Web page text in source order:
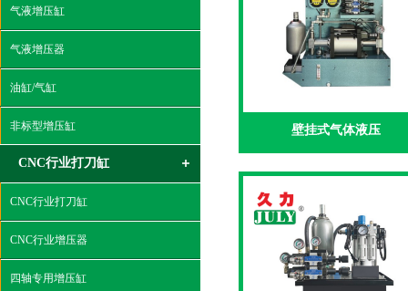
气液增压缸
气液增压器
油缸/气缸
非标型增压缸
CNC行业打刀缸
CNC行业打刀缸
CNC行业增压器
四轴专用增压缸
壁挂式气体液压